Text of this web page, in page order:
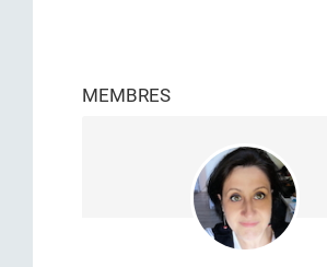
MEMBRES